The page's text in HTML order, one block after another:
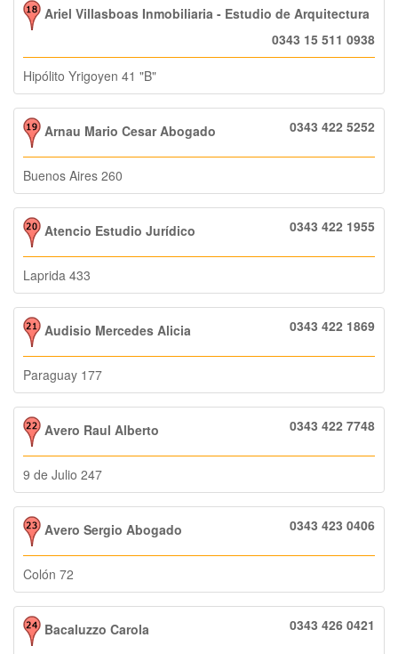
Ariel Villasboas Inmobiliaria - Estudio de Arquitectura
0343 15 511 0938
Hipólito Yrigoyen 41 "B"
Arnau Mario Cesar Abogado 0343 422 5252
Buenos Aires 260
Atencio Estudio Jurídico 0343 422 1955
Laprida 433
Audisio Mercedes Alicia 0343 422 1869
Paraguay 177
Avero Raul Alberto 0343 422 7748
9 de Julio 247
Avero Sergio Abogado 0343 423 0406
Colón 72
Bacaluzzo Carola 0343 426 0421